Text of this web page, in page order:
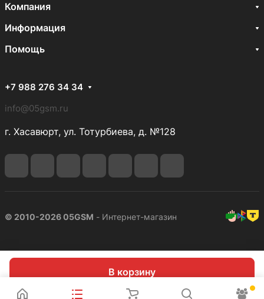
В корзину
Компания
Информация
Помощь
+7 988 276 34 34
info@05gsm.ru
г. Хасавюрт, ул. Тотурбиева, д. №128
© 2010-2026 05GSM - Интернет-магазин